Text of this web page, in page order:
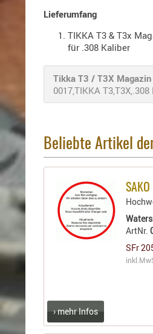
Lieferumfang
TIKKA T3 & T3x
für .308 Kaliber
Tikka T3 / T3X
0017,TIKKA
Beliebte Artikel
ArtNr.
SFr
› mehr Infos